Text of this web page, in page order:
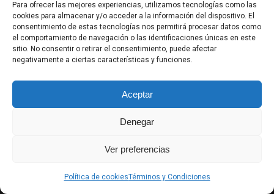
Para ofrecer las mejores experiencias, utilizamos tecnologías como las
cookies para almacenar y/o acceder a la información del dispositivo. El
consentimiento de estas tecnologías nos permitirá procesar datos como
el comportamiento de navegación o las identificaciones únicas en este
sitio. No consentir o retirar el consentimiento, puede afectar
negativamente a ciertas características y funciones.
Aceptar
Denegar
Ver preferencias
Política de cookiesTérminos y Condiciones
Essentia · Espacio Terapéutico y Escuela de Yoga
C/Arrabal 25, 1°A y 1ºB 39003
Santander, Cantabria
618 836 285||618 836 218
|Aviso Legal|